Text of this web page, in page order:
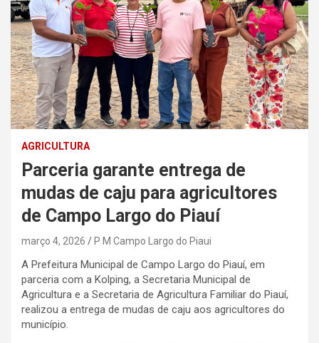
AGRICULTURA
Parceria garante entrega de
mudas de caju para agricultores
de Campo Largo do Piauí
março 4, 2026 P M Campo Largo do Piaui
A Prefeitura Municipal de Campo Largo do Piauí, em
parceria com a Kolping, a Secretaria Municipal de
Agricultura e a Secretaria de Agricultura Familiar do Piauí,
realizou a entrega de mudas de caju aos agricultores do
município.